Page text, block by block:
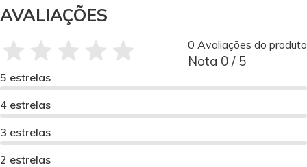
AVALIAÇÕES
0 Avaliações do produto
Nota 0 / 5
5 estrelas
4 estrelas
3 estrelas
2 estrelas